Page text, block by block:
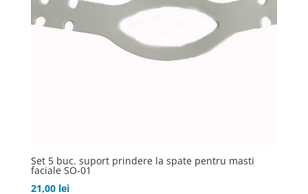
Set 5 buc. suport prindere la spate pentru masti
faciale SO-01
21,00 lei